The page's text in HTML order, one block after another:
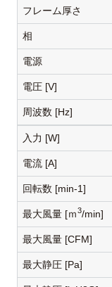
フレーム厚さ
相
電源
電圧 [V]
周波数 [Hz]
入力 [W]
電流 [A]
回転数 [min-1]
最大風量 [ｍ3/min]
最大風量 [CFM]
最大静圧 [Pa]